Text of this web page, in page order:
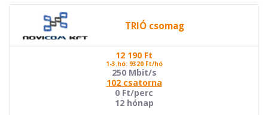
TRIÓ csomag
12 190 Ft
1-3.hó: 9320 Ft/hó
250 Mbit/s
102 csatorna
0 Ft/perc
12 hónap